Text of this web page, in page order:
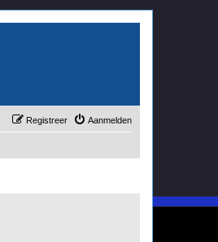
Aanmelden
Registreer